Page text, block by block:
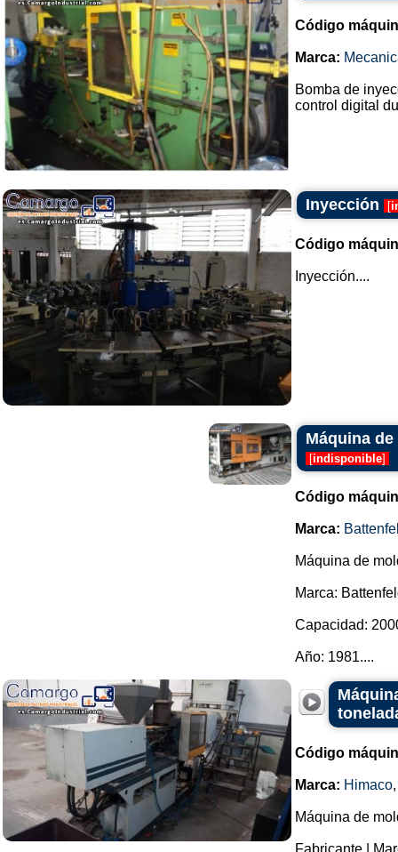
Código
Marca:
Bomba de
control digital
Inyección [
Código
Inyección....
Máquina
[indisponible]
Código
Marca:
Máquina de
Marca:
Capacidad:
Año: 1981....
Código
Marca: Himaco
Máquina de
Fabricante |